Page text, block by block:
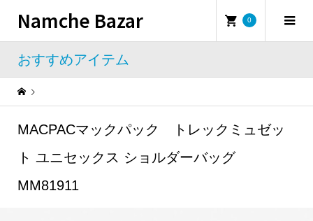
Namche Bazar 0
おすすめアイテム
MACPACマックパック トレックミュゼッ
ト ユニセックス ショルダーバッグ
MM81911